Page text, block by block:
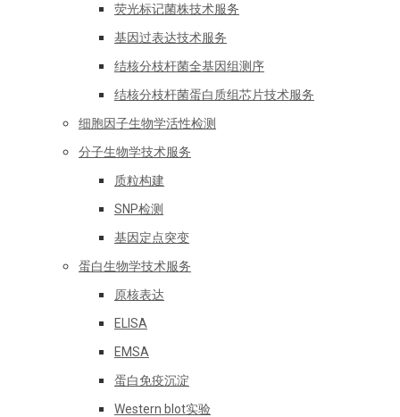
荧光标记菌株技术服务
基因过表达技术服务
结核分枝杆菌全基因组测序
结核分枝杆菌蛋白质组芯片技术服务
细胞因子生物学活性检测
分子生物学技术服务
质粒构建
SNP检测
基因定点突变
蛋白生物学技术服务
原核表达
ELISA
EMSA
蛋白免疫沉淀
Western blot实验